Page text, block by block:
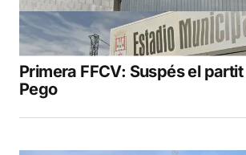
Primera FFCV: Suspés el
Pego